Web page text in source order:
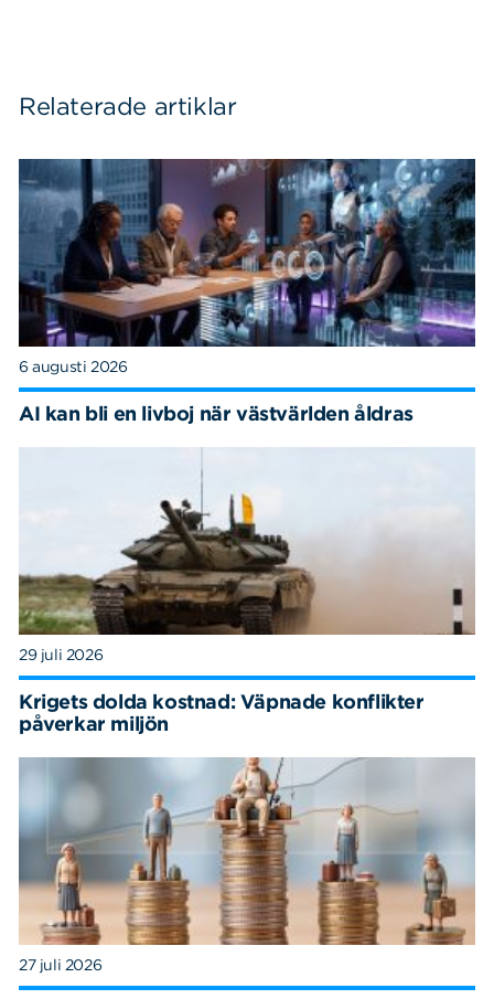
Relaterade artiklar
6 augusti 2026
AI kan bli en livboj när västvärlden åldras
29 juli 2026
Krigets dolda kostnad: Väpnade konflikter
påverkar miljön
27 juli 2026